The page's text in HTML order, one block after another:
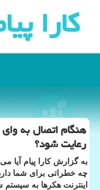
كارا
هنگام اتصال به
رعایت شود؟
به گزارش كارا پیام آیا
چه خطراتی برای شما
اینترنت هكرها به